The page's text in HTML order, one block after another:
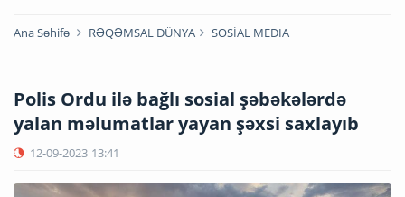
Ana Səhifə RƏQƏMSAL DÜNYA SOSİAL MEDIA
Polis Ordu ilə bağlı sosial şəbəkələrdə
yalan məlumatlar yayan şəxsi saxlayıb
12-09-2023 13:41